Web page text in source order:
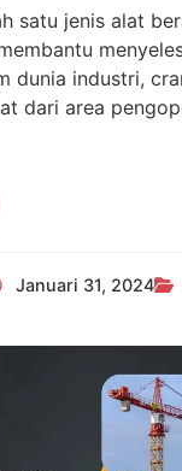
satu jenis alat
dunia industri,
dari area
Januari 31, 2024